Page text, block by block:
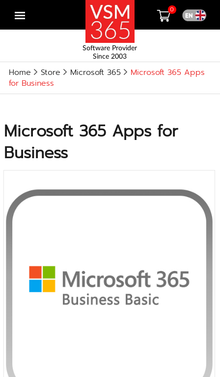
Open
Software Provider
Since 2003
0
Home Store Microsoft 365
Microsoft 365 Apps
for Business
Microsoft 365 Apps for
Business